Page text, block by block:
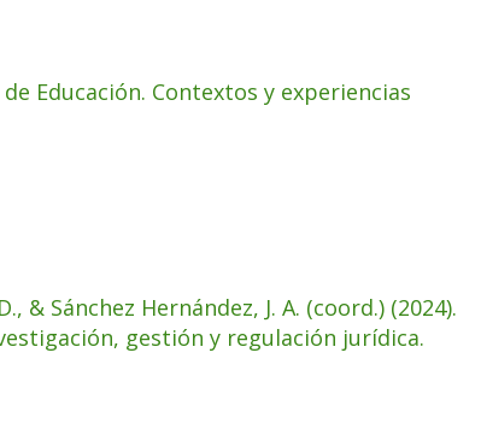
Educación. Contextos y experiencias
& Sánchez Hernández, J. A. (coord.) (2024).
gestión y regulación jurídica.